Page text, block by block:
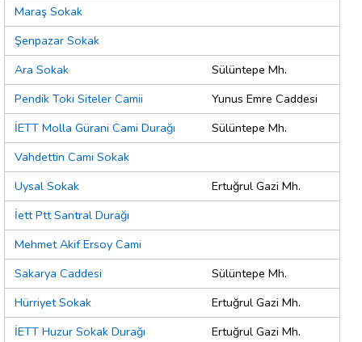
Maraş Sokak
Şenpazar Sokak
Ara Sokak
Sülüntepe Mh.
Pendik Toki Siteler Camii
Yunus Emre Caddesi
İETT Molla Gürani Cami Durağı
Sülüntepe Mh.
Vahdettin Cami Sokak
Uysal Sokak
Ertuğrul Gazi Mh.
İett Ptt Santral Durağı
Mehmet Akif Ersoy Cami
Sakarya Caddesi
Sülüntepe Mh.
Hürriyet Sokak
Ertuğrul Gazi Mh.
İETT Huzur Sokak Durağı
Ertuğrul Gazi Mh.